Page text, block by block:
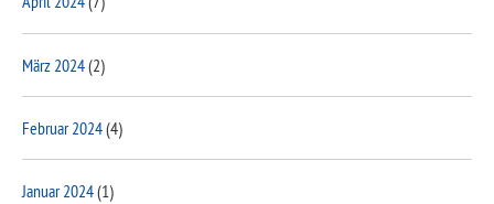
März 2024(2)
Februar 2024(4)
Januar 2024(1)